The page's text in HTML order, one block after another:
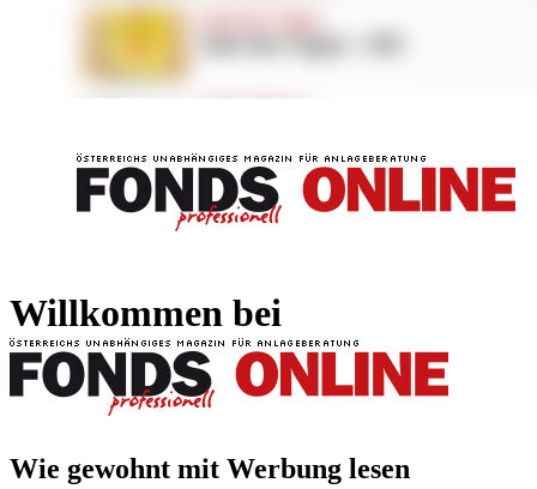
Willkommen bei
Wie gewohnt mit Werbung lesen